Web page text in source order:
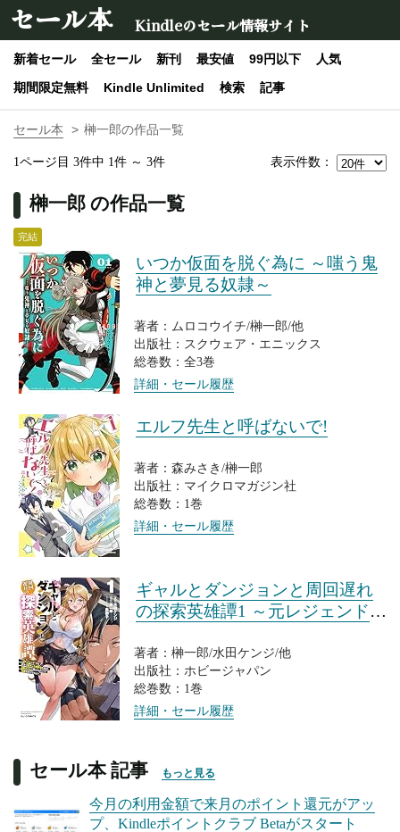
セール本 Kindleのセール情報サイト
新着セール 全セール 新刊 最安値 99円以下
人気
期間限定無料
Kindle Unlimited 検索 記事
セール本 榊一郎の作品一覧
1ページ目 3件中 1件 ～ 3件 表示件数：
榊一郎 の作品一覧
完結
いつか仮面を脱ぐ為に ～嗤う鬼
神と夢見る奴隷～
著者：ムロコウイチ/榊一郎/他
出版社：スクウェア・エニックス
総巻数：全3巻
詳細・セール履歴
エルフ先生と呼ばないで!
著者：森みさき/榊一郎
出版社：マイクロマガジン社
総巻数：1巻
詳細・セール履歴
ギャルとダンジョンと周回遅れ
の探索英雄譚1 ～元レジェンド・
が、S級ギャルに懐かれまくって
育成お任せされた～
著者：榊一郎/水田ケンジ/他
出版社：ホビージャパン
総巻数：1巻
詳細・セール履歴
セール本 記事 もっと見る
今月の利用金額で来月のポイント還元がアッ
プ、Kindleポイントクラブ Betaがスタート